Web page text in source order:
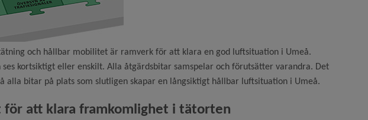
och hållbar mobilitet är ramverk för att klara en god luftsituation i Umeå.
kortsiktigt eller enskilt. Alla åtgärdsbitar samspelar och förutsätter varandra. Det
alla bitar på plats som slutligen skapar en långsiktigt hållbar luftsituation i Umeå.
för att klara framkomlighet i tätorten